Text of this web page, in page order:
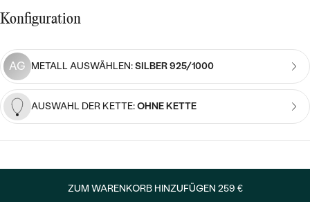
MIT LAB GROWN DIAMANT
MIT MOISSANIT
MIT FARBIGEN DIAMANTEN
MIT SCHWARZEN DIAMANTEN
NACH MATERIAL
GOLD
SILBER
PLATIN
DIAMANTSCHMUCK
MIT DIAMANT
PERLENOHRRINGE
NACH PREIS
LUXURIÖSE
MIT TIEREN
NACH EDELSTEIN
MIT DIAMANT
MIT EDELSTEIN
MIT EDELSTEIN
PERLENRINGE
NACH PREIS
PREISWERTE
Konfiguration
AG METALL AUSWÄHLEN:SILBER 925/1000
AUSWAHL DER KETTE:OHNE KETTE
ZUM WARENKORB HINZUFÜGEN 259 €